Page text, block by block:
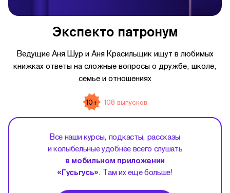
Экспекто патронум
Ведущие Аня Шур и Аня Красильщик ищут в любимых
книжках ответы на сложные вопросы о дружбе, школе,
семье и отношениях
10+ 108 выпусков
Все наши курсы, подкасты, рассказы
и колыбельные удобнее всего слушать
в мобильном приложении
«Гусьгусь». Там их еще больше!